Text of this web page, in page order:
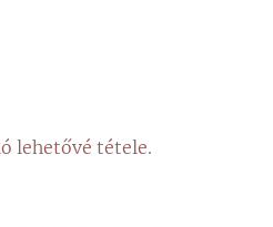
lehetővé tétele.